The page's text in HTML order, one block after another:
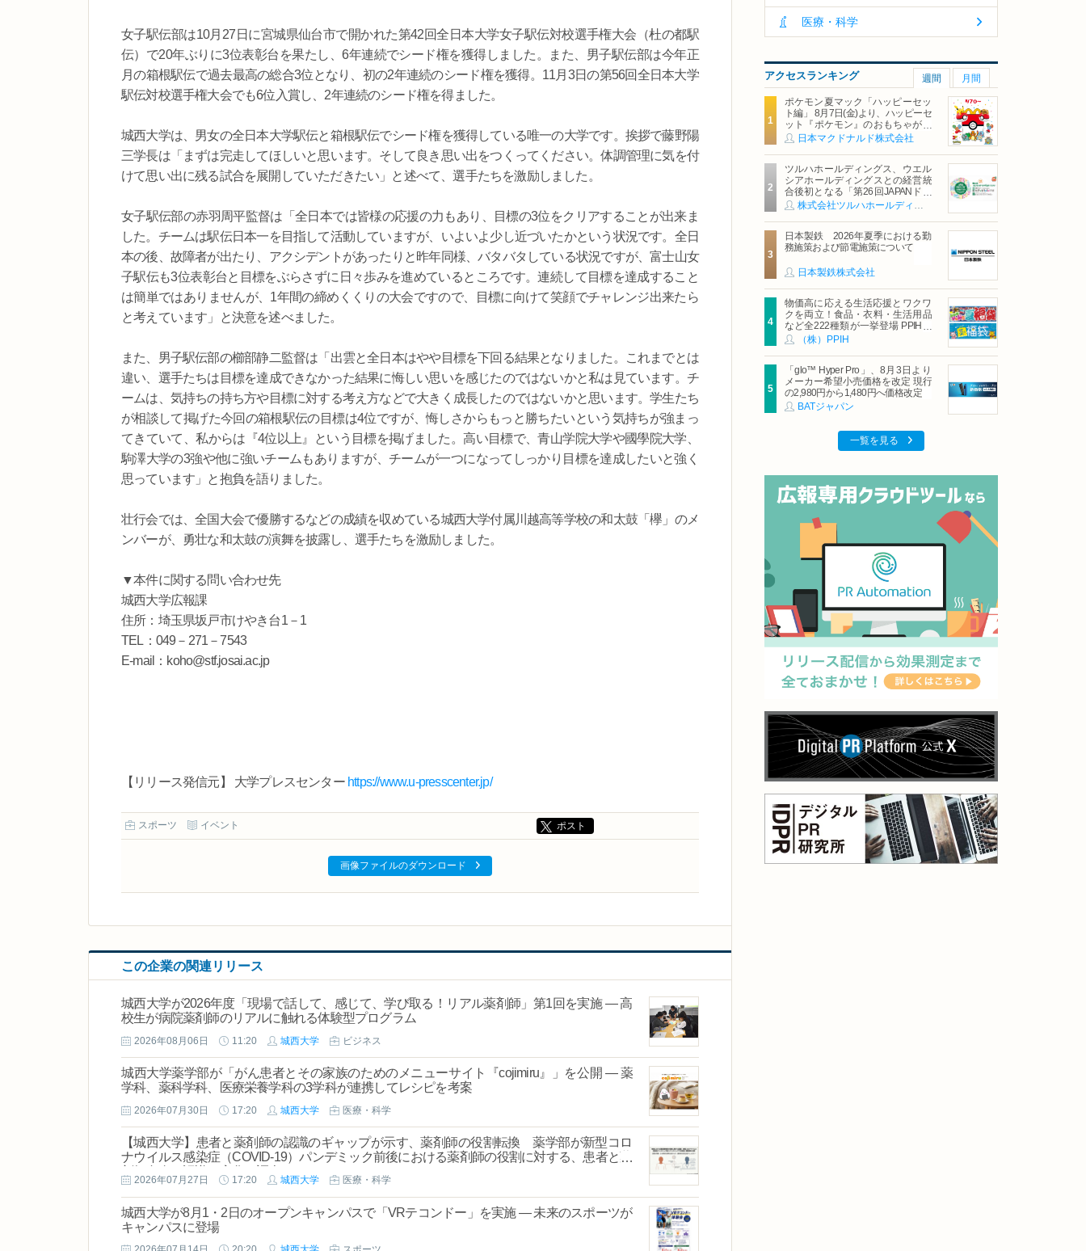
女子駅伝部は10月27日に宮城県仙台市で開かれた第42回全日本大学女子駅伝対校選手権大会（杜の都駅
伝）で20年ぶりに3位表彰台を果たし、6年連続でシード権を獲得しました。また、男子駅伝部は今年正
月の箱根駅伝で過去最高の総合3位となり、初の2年連続のシード権を獲得。11月3日の第56回全日本大学
駅伝対校選手権大会でも6位入賞し、2年連続のシード権を得ました。
城西大学は、男女の全日本大学駅伝と箱根駅伝でシード権を獲得している唯一の大学です。挨拶で藤野陽
三学長は「まずは完走してほしいと思います。そして良き思い出をつくってください。体調管理に気を付
けて思い出に残る試合を展開していただきたい」と述べて、選手たちを激励しました。
女子駅伝部の赤羽周平監督は「全日本では皆様の応援の力もあり、目標の3位をクリアすることが出来ま
した。チームは駅伝日本一を目指して活動していますが、いよいよ少し近づいたかという状況です。全日
本の後、故障者が出たり、アクシデントがあったりと昨年同様、バタバタしている状況ですが、富士山女
子駅伝も3位表彰台と目標をぶらさずに日々歩みを進めているところです。連続して目標を達成すること
は簡単ではありませんが、1年間の締めくくりの大会ですので、目標に向けて笑顔でチャレンジ出来たら
と考えています」と決意を述べました。
また、男子駅伝部の櫛部静二監督は「出雲と全日本はやや目標を下回る結果となりました。これまでとは
違い、選手たちは目標を達成できなかった結果に悔しい思いを感じたのではないかと私は見ています。チ
ームは、気持ちの持ち方や目標に対する考え方などで大きく成長したのではないかと思います。学生たち
が相談して掲げた今回の箱根駅伝の目標は4位ですが、悔しさからもっと勝ちたいという気持ちが強まっ
てきていて、私からは『4位以上』という目標を掲げました。高い目標で、青山学院大学や國學院大学、
駒澤大学の3強や他に強いチームもありますが、チームが一つになってしっかり目標を達成したいと強く
思っています」と抱負を語りました。
壮行会では、全国大会で優勝するなどの成績を収めている城西大学付属川越高等学校の和太鼓「欅」のメ
ンバーが、勇壮な和太鼓の演舞を披露し、選手たちを激励しました。
▼本件に関する問い合わせ先
城西大学広報課
住所：埼玉県坂戸市けやき台1－1
TEL：049－271－7543
E-mail：koho@stf.josai.ac.jp
【リリース発信元】 大学プレスセンター https://www.u-presscenter.jp/
スポーツ イベント ポスト
画像ファイルのダウンロード
この企業の関連リリース
城西大学が2026年度「現場で話して、感じて、学び取る！リアル薬剤師」第1回を実施 ― 高
校生が病院薬剤師のリアルに触れる体験型プログラム
2026年08月06日 11:20 城西大学 ビジネス
城西大学薬学部が「がん患者とその家族のためのメニューサイト『cojimiru』」を公開 ― 薬
学科、薬科学科、医療栄養学科の3学科が連携してレシピを考案
2026年07月30日 17:20 城西大学 医療・科学
【城西大学】患者と薬剤師の認識のギャップが示す、薬剤師の役割転換 薬学部が新型コロ
ナウイルス感染症（COVID-19）パンデミック前後における薬剤師の役割に対する、患者と薬
剤師自身の認識の変化を調査
2026年07月27日 17:20 城西大学 医療・科学
城西大学が8月1・2日のオープンキャンパスで「VRテコンドー」を実施 ― 未来のスポーツが
キャンパスに登場
医療・科学
アクセスランキング 週間 月間
ポケモン夏マック「ハッピーセッ
ト編」 8月7日(金)より、ハッピーセ
ット『ポケモン』のおもちゃが期
間限定登場
日本マクドナルド株式会社
ツルハホールディングス、ウエル
シアホールディングスとの経営統
合後初となる「第26回JAPANドラ
ッグストアショー」に出展
株式会社ツルハホールディングス
日本製鉄 2026年夏季における勤
務施策および節電施策について
日本製鉄株式会社
物価高に応える生活応援とワクワ
クを両立！食品・衣料・生活用品
など全222種類が一挙登場 PPIHグ
ループ「夏福袋」＆セール 8月6日
（株）PPIH
「glo™ Hyper Pro」、8月3日より
メーカー希望小売価格を改定 現行
の2,980円から1,480円へ価格改定
BATジャパン
一覧を見る